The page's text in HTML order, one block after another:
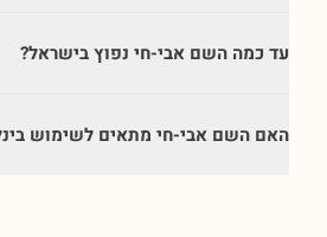
עד כמה השם אבי-חי נפוץ בישראל?
האם השם אבי-חי מתאים לשימוש